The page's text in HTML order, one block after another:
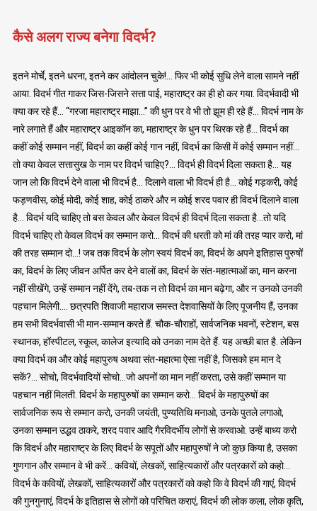
कैसे अलग राज्य बनेगा विदर्भ?
इतने मोर्चे, इतने धरना, इतने कर आंदोलन चुके!… फिर भी कोई सुधि लेने वाला सामने नहीं
आया. विदर्भ गीत गाकर जिस-जिसने सत्ता पाई, महाराष्ट्र का ही हो कर गया. विदर्भवादी भी
क्या कर रहे हैं… “गरजा महाराष्ट्र माझा…” की धुन पर वे भी तो झूम ही रहे हैं… विदर्भ नाम के
नारे लगाते हैं और महाराष्ट्र आइकॉन का, महाराष्ट्र के धुन पर थिरक रहे हैं… विदर्भ का
कहीं कोई सम्मान नहीं, विदर्भ का कहीं कोई गान नहीं, विदर्भ का किसी में कोई सम्मान नहीं…
तो क्या केवल सत्तासुख के नाम पर विदर्भ चाहिए?… विदर्भ ही विदर्भ दिला सकता है… यह
जान लो कि विदर्भ देने वाला भी विदर्भ है… दिलाने वाला भी विदर्भ ही है… कोई गड़करी, कोई
फड़णवीस, कोई मोदी, कोई शाह, कोई ठाकरे और न कोई शरद पवार ही विदर्भ दिलाने वाला
है… विदर्भ यदि चाहिए तो बस केवल और केवल विदर्भ ही विदर्भ दिला सकता है…तो यदि
विदर्भ चाहिए तो केवल विदर्भ का सम्मान करो… विदर्भ की धरती को मां की तरह प्यार करो, मां
की तरह सम्मान दो…! जब तक विदर्भ के लोग स्वयं विदर्भ का, विदर्भ के अपने इतिहास पुरुषों
का, विदर्भ के लिए जीवन अर्पित कर देने वालों का, विदर्भ के संत-महात्माओं का, मान करना
नहीं सीखेंगे, उन्हें सम्मान नहीं देंगे, तब-तक न तो विदर्भ का मान बढ़ेगा, और न उनको उनकी
पहचान मिलेगी…. छत्रपति शिवाजी महाराज समस्त देशवासियों के लिए पूजनीय हैं, उनका
हम सभी विदर्भवासी भी मान-सम्मान करते हैं. चौक-चौराहों, सार्वजनिक भवनों, स्टेशन, बस
स्थानक, हॉस्पीटल, स्कूल, कालेज इत्यादि को उनका नाम देते हैं. यह अच्छी बात है. लेकिन
क्या विदर्भ का और कोई महापुरुष अथवा संत-महात्मा ऐसा नहीं है, जिसको हम मान दे
सकें?… सोचो, विदर्भवादियों सोचो…जो अपनों का मान नहीं करता, उसे कहीं सम्मान या
पहचान नहीं मिलती. विदर्भ के महापुरुषों का सम्मान करो… विदर्भ के महापुरुषों का
सार्वजनिक रूप से सम्मान करो, उनकी जयंती, पुण्यतिथि मनाओ, उनके पुतले लगाओ,
उनका सम्मान उद्धव ठाकरे, शरद पवार आदि गैरविदर्भीय लोगों से करवाओ. उन्हें बाध्य करो
कि विदर्भ और महाराष्ट्र के लिए विदर्भ के सपूतों और महापुरुषों ने जो कुछ किया है, उसका
गुणगान और सम्मान वे भी करें… कवियों, लेखकों, साहित्यकारों और पत्रकारों को कहो…
विदर्भ के कवियों, लेखकों, साहित्यकारों और पत्रकारों को कहो कि वे विदर्भ की गाएं, विदर्भ
की गुनगुनाएं, विदर्भ के इतिहास से लोगों को परिचित कराएं, विदर्भ की लोक कला, लोक कृति,